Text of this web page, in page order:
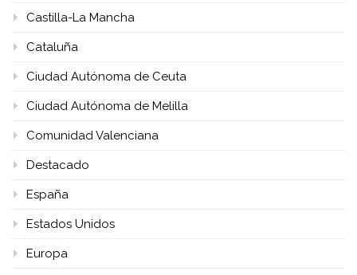
Castilla-La Mancha
Cataluña
Ciudad Autónoma de Ceuta
Ciudad Autónoma de Melilla
Comunidad Valenciana
Destacado
España
Estados Unidos
Europa